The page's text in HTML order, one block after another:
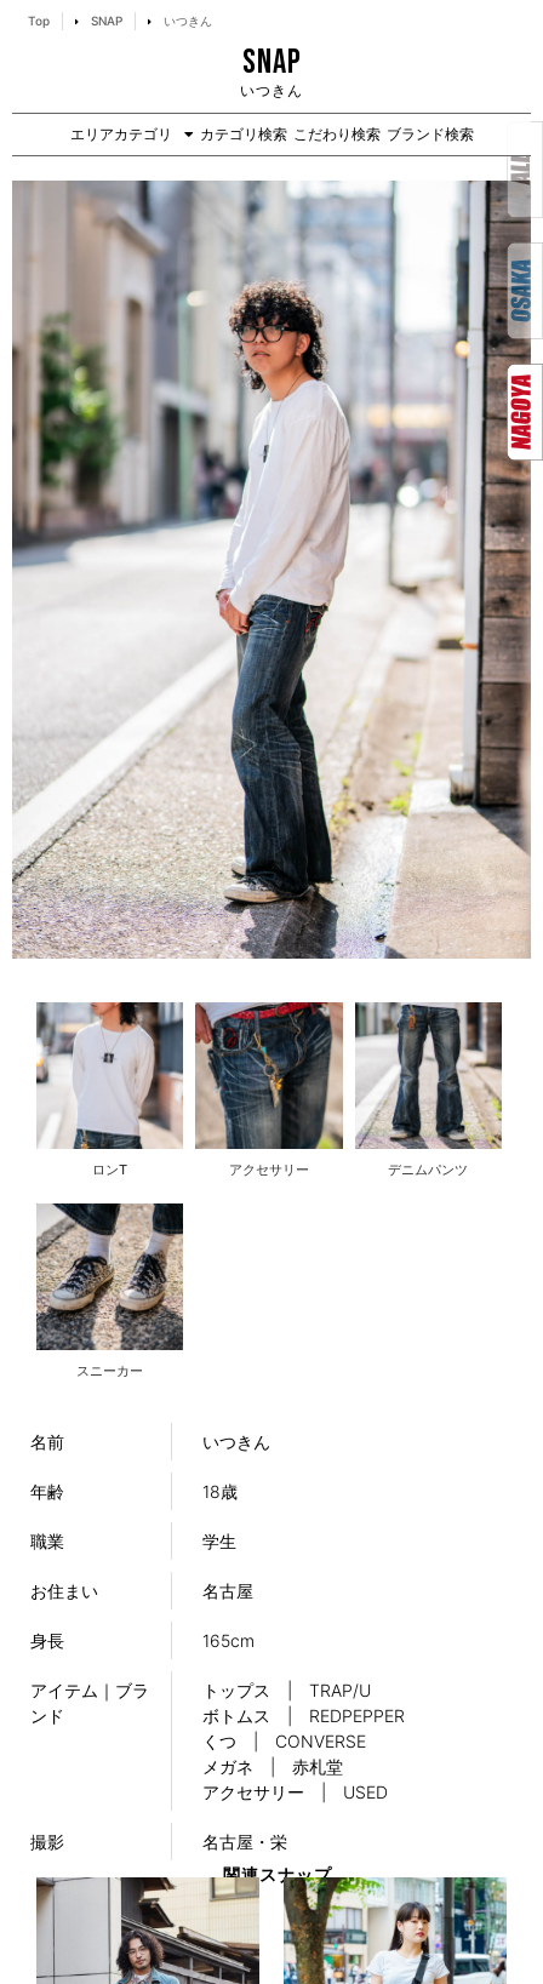
Top SNAP いつきん
SNAP
いつきん
エリアカテゴリ カテゴリ検索 こだわり検索 ブランド検索
ロンT アクセサリー デニムパンツ
スニーカー
名前 いつきん
年齢 18歳
職業 学生
お住まい 名古屋
身長 165cm
アイテム｜ブラ
ンド
トップス | TRAP/U
ボトムス | REDPEPPER
くつ | CONVERSE
メガネ | 赤札堂
アクセサリー | USED
撮影
名古屋・栄
関連スナップ